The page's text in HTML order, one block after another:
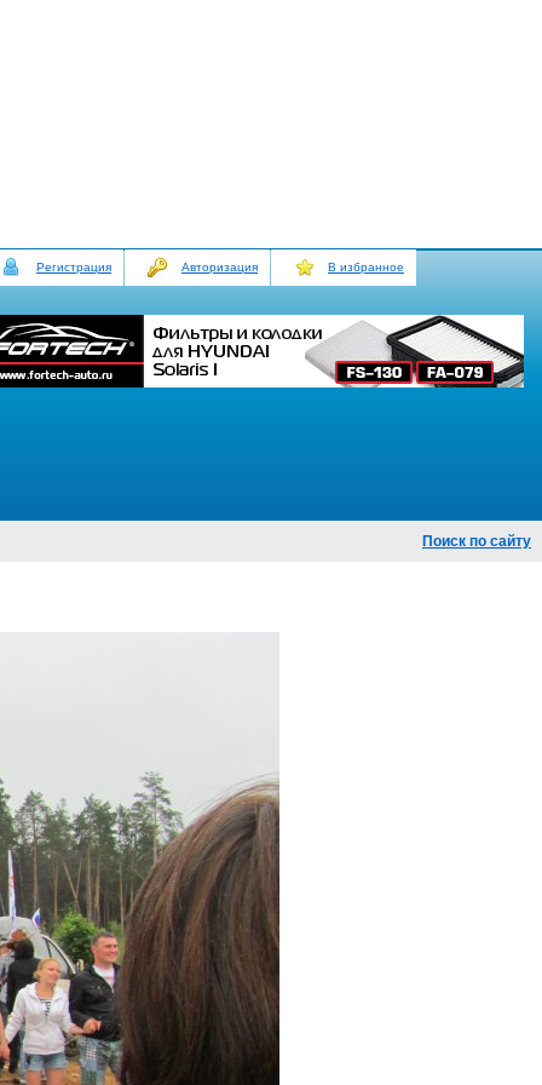
Регистрация Авторизация В избранное
Поиск по сайту